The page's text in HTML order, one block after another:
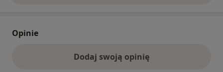
Opinie
Dodaj swoją opinię